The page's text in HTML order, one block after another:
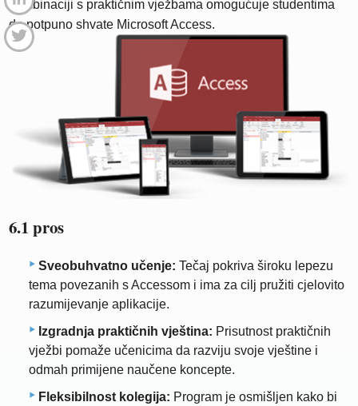
kombinaciji s praktičnim vježbama omogućuje studentima
da potpuno shvate Microsoft Access.
6.1 pros
Sveobuhvatno učenje: Tečaj pokriva široku lepezu
tema povezanih s Accessom i ima za cilj pružiti cjelovito
razumijevanje aplikacije.
Izgradnja praktičnih vještina: Prisutnost praktičnih
vježbi pomaže učenicima da razviju svoje vještine i
odmah primijene naučene koncepte.
Fleksibilnost kolegija: Program je osmišljen kako bi